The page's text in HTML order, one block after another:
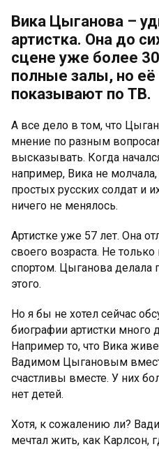
Вика Цыганова –
артистка. Она до
сцене уже более
полные залы, но её
показывают по ТВ.
А все дело в том, что
мнение по разным
высказывать. Когда
например, Вика не
простых русских солдат и
ничего не менялось.
Артистке уже 57 лет. Она
своего возраста. Не
спортом. Цыганова делала
этого.
Но я бы не хотел сейчас
биографии артистки много
Например то, что Вика
Вадимом Цыгановым
счастливы вместе. У них
нет детей.
Хотя, к сожалению ли?
мечтал жить, как Карлсон,